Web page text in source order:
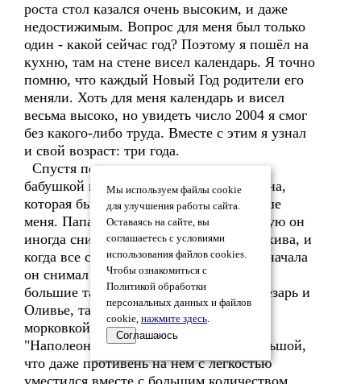
роста стол казался очень высоким, и даже
недостижимым. Вопрос для меня был только
один - какой сейчас год? Поэтому я пошёл на
кухню, там на стене висел календарь. Я точно
помню, что каждый Новый Год родители его
меняли. Хоть для меня календарь и висел
весьма высоко, но увидеть число 2004 я смог
без какого-либо труда. Вместе с этим я узнал
и свой возраст: три года.
Спустя полчаса приехали дедушка с
бабушкой и моя двоюродная сестра Инна,
которая была всего на восемь лет старше
меня. Папа взял видеокамеру, на которую он
иногда снимал видео для семейного архива, и
когда все сели за стол, начал съёмку. Сначала
он снимал стол, на котором стояли две
большие тарелки с двумя салатами - Цезарь и
Оливье, тарелка немного поменьше с
морковкой по-корейски и противень с
"Наполеоном" (стол был настолько большой,
что даже противень на нём с лёгкостью
уместился вместе с большим количеством
Мы используем файлы cookie
для улучшения работы сайта.
Оставаясь на сайте, вы
соглашаетесь с условиями
использования файлов cookies.
Чтобы ознакомиться с
Политикой обработки
персональных данных и файлов
cookie, нажмите здесь.
Соглашаюсь